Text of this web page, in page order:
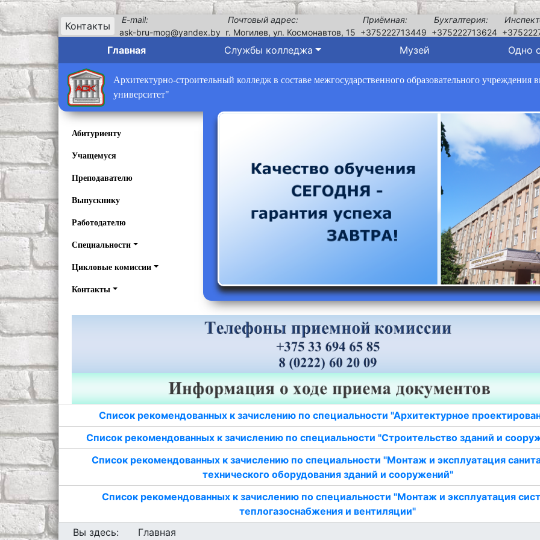
Контакты
E-mail:
ask-bru-mog@yandex.by
Почтовый адрес:
г. Могилев, ул. Космонавтов, 15
Приёмная:
+375222713449
Бухгалтерия:
+375222713624
Главная Службы колледжа Музей Одно
Архитектурно-строительный колледж в составе межгосударственного образовательного
университет"
Абитуриенту
Учащемуся
Преподавателю
Выпускнику
Работодателю
Специальности
Цикловые комиссии
Контакты
Список рекомендованных к зачислению по специальности "Архитектурное
Список рекомендованных к зачислению по специальности "Строительство зданий и
Список рекомендованных к зачислению по специальности "Монтаж и эксплуатация
технического оборудования зданий и сооружений"
Список рекомендованных к зачислению по специальности "Монтаж и эксплуатация
теплогазоснабжения и вентиляции"
Вы здесь:
Главная